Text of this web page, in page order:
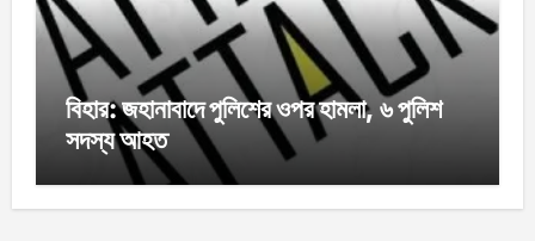
বিহার: জহানাবাদে পুলিশের ওপর হামলা, ৬ পুলিশ
সদস্য আহত